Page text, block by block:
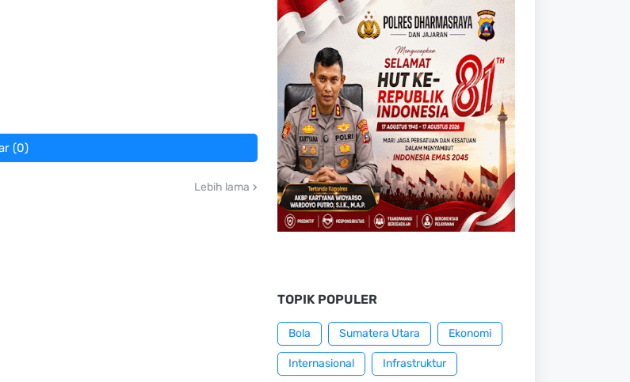
(0)
Lebih lama
TOPIK POPULER
Bola Sumatera Utara Ekonomi
Internasional Infrastruktur